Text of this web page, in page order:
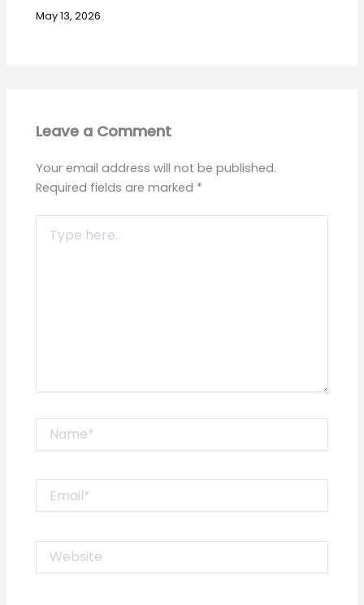
May 13, 2026
Leave a Comment
Your email address will not be published.
Required fields are marked *
here..
Website